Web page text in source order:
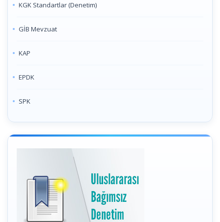
KGK Standartlar (Denetim)
GİB Mevzuat
KAP
EPDK
SPK